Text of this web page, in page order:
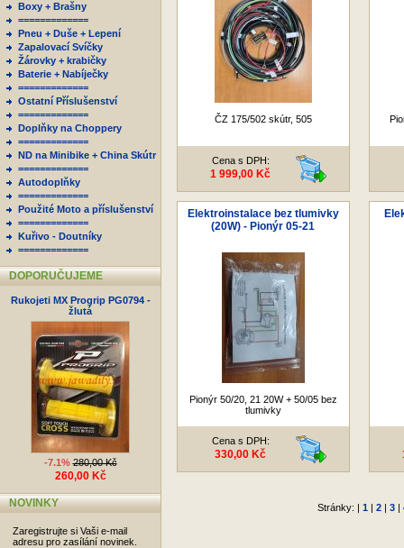
Boxy + Brašny
=============
Pneu + Duše + Lepení
Zapalovací Svíčky
Žárovky + krabičky
Baterie + Nabíječky
=============
Ostatní Příslušenství
=============
Doplňky na Choppery
=============
ND na Minibike + China Skútr
=============
Autodoplňky
=============
Použité Moto a příslušenství
=============
Kuřivo - Doutníky
=============
DOPORUČUJEME
Rukojeti MX Progrip PG0794 -
žlutá
-7.1%280,00 Kč
260,00 Kč
NOVINKY
Zaregistrujte si Vaši e-mail
adresu pro zasílání novinek.
ČZ 175/502 skútr, 505
Cena s DPH:
1 999,00 Kč
Elektroinstalace bez tlumivky
(20W) - Pionýr 05-21
Pionýr 50/20, 21 20W + 50/05 bez
tlumivky
Cena s DPH:
330,00 Kč
Stránky: | 1 | 2 | 3 |